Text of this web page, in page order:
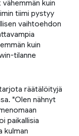
kuin
tiimi pystyy
vaihtoehdon
kuin
tilanne
räätälöityjä
"Olen nähnyt
paikallisia
kulman